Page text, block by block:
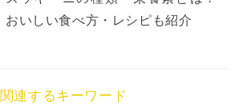
おいしい食べ方・レシピも紹介
関連するキーワード